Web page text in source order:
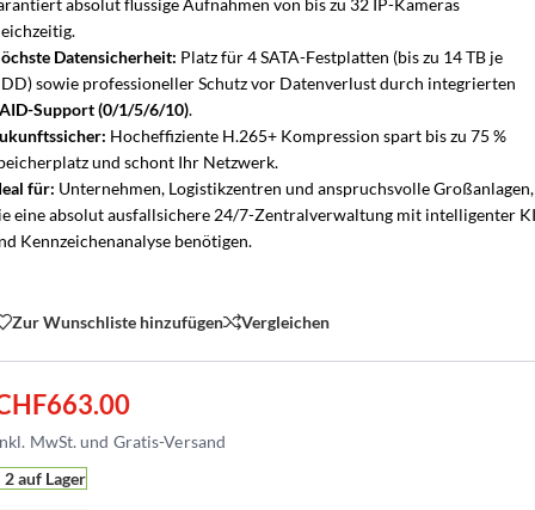
absolut flüssige Aufnahmen von bis zu 32 IP-Kameras
Datensicherheit: Platz für 4 SATA-Festplatten (bis zu 14 TB je
sowie professioneller Schutz vor Datenverlust durch integrierten
Support (0/1/5/6/10).
Hocheffiziente H.265+ Kompression spart bis zu 75 %
und schont Ihr Netzwerk.
für: Unternehmen, Logistikzentren und anspruchsvolle Großanlagen,
eine absolut ausfallsichere 24/7-Zentralverwaltung mit intelligenter
Kennzeichenanalyse benötigen.
Zur Wunschliste hinzufügen Vergleichen
663.00
2 auf Lager